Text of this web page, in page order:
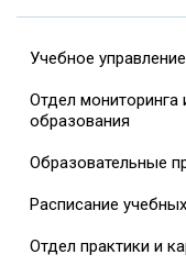
Учебное управление
Отдел мониторинга
образования
Образовательные
Расписание
Отдел практики и